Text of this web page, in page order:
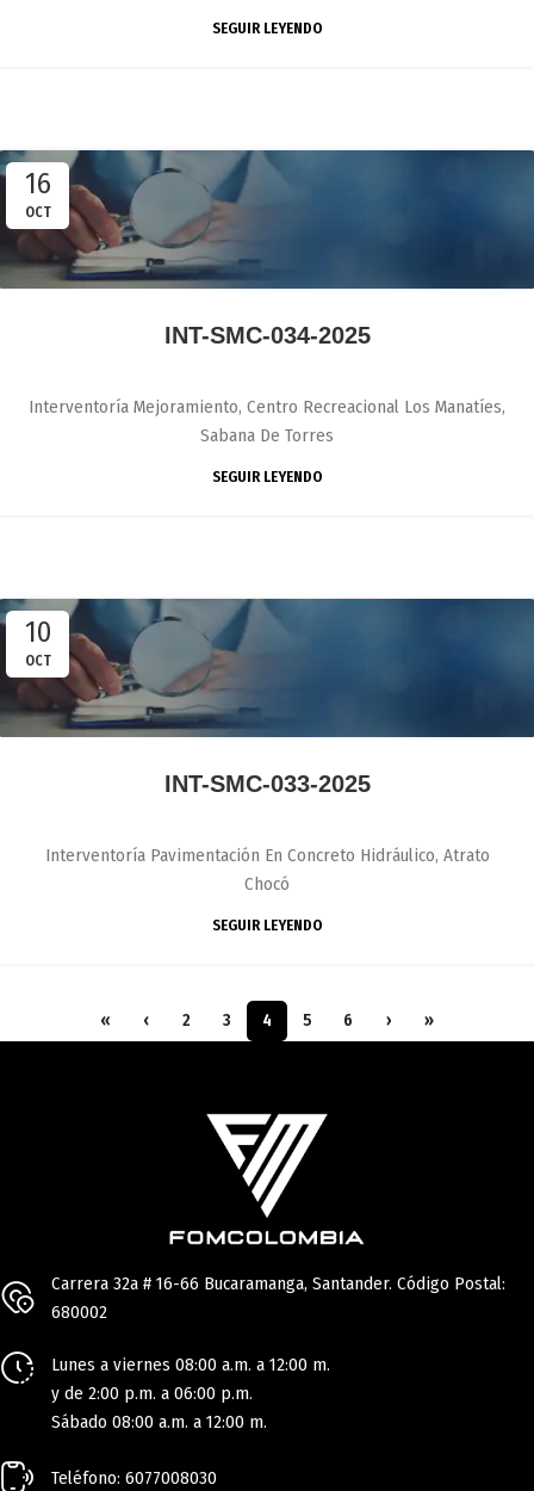
SEGUIR LEYENDO
16
OCT
INT-SMC-034-2025
Interventoría Mejoramiento, Centro Recreacional Los Manatíes,
Sabana De Torres
SEGUIR LEYENDO
10
OCT
INT-SMC-033-2025
Interventoría Pavimentación En Concreto Hidráulico, Atrato
Chocó
SEGUIR LEYENDO
« ‹ 2 3 4 5 6 › »
Carrera 32a # 16-66 Bucaramanga, Santander. Código Postal:
680002
Lunes a viernes 08:00 a.m. a 12:00 m.
y de 2:00 p.m. a 06:00 p.m.
Sábado 08:00 a.m. a 12:00 m.
Teléfono: 6077008030